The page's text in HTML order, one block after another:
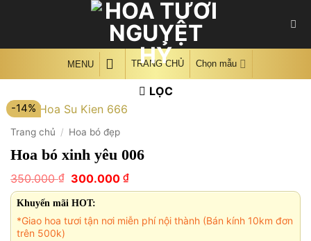
MENU TRANG CHỦ Chọn mẫu
LỌC
-14%
Trang chủ / Hoa bó đẹp
Hoa bó xinh yêu 006
350.000₫ Giá
gốc
là:
350.000 ₫.
300.000 ₫Giá
hiện
300.000 ₫.
Khuyến mãi HOT:
*Giao hoa tươi tận nơi miễn phí nội thành (Bán kính 10km đơn
trên 500k)